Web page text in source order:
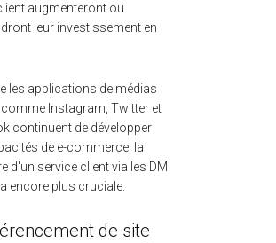
augmenteront ou
leur investissement en
les applications de médias
Instagram, Twitter et
continuent de développer
de e-commerce, la
d'un service client via les DM
encore plus cruciale.
de site